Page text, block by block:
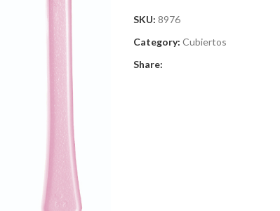
SKU: 8976
Category: Cubiertos
Share: